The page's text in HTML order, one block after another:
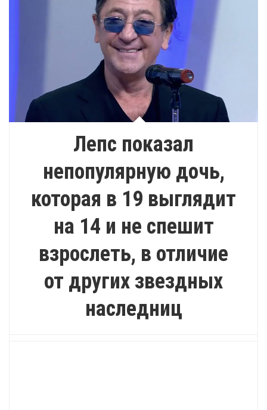
Лепс показал
непопулярную дочь,
которая в 19 выглядит
на 14 и не спешит
взрослеть, в отличие
от других звездных
наследниц